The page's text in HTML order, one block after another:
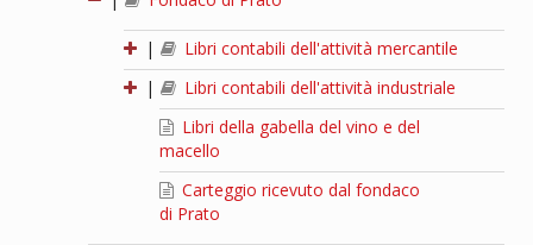
|
Libri contabili dell'attività mercantile
|
Libri contabili dell'attività industriale
Libri della gabella del vino e del
macello
Carteggio ricevuto dal fondaco
di Prato